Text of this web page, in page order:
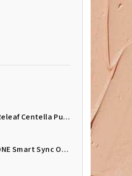
BB krém Wonder Releaf Centella Purito Seoul
Rúž na pery The ONE Smart Sync Oriflame